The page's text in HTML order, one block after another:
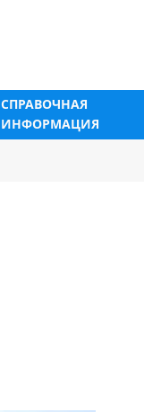
СПРАВОЧНАЯ
ИНФОРМАЦИЯ